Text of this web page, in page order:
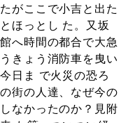
がここで小吉と出た
ほっとし た。又坂
へ時間の都合で大急
きょう消防車を曳い
日ま で火災の恐ろ
街の人達、なぜ今の
なかったのか？見附